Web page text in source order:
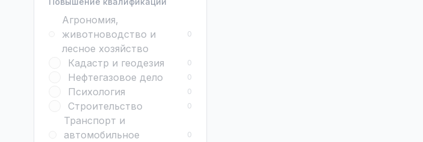
Агрономия,
животноводство и
лесное хозяйство
0
Кадастр и геодезия 0
Нефтегазовое дело 0
Психология 0
Строительство 0
Транспорт и
автомобильное
0